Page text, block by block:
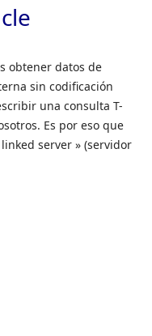
obtener datos de
sin codificación
una consulta T-
Es por eso que
server » (servidor